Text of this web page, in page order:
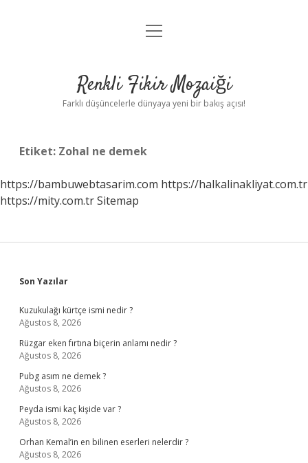
Anasayfa
Yasal Uyarı
menüyü
Renkli Fikir Mozaiği
Farklı düşüncelerle dünyaya yeni bir bakış açısı!
Etiket: Zohal ne demek
https://bambuwebtasarim.com https://halkalinakliyat.com.tr
https://mity.com.trSitemap
Sidebar
Son Yazılar
Kuzukulağı kürtçe ismi nedir ?
Ağustos 8, 2026
Rüzgar eken fırtına biçerin anlamı nedir ?
Ağustos 8, 2026
Pubg asım ne demek ?
Ağustos 8, 2026
Peyda ismi kaç kişide var ?
Ağustos 8, 2026
Orhan Kemal’in en bilinen eserleri nelerdir ?
Ağustos 8, 2026